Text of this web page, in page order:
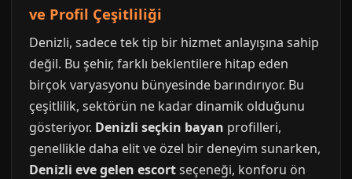
ve Profil Çeşitliliği
Denizli, sadece tek tip bir hizmet anlayışına sahip
değil. Bu şehir, farklı beklentilere hitap eden
birçok varyasyonu bünyesinde barındırıyor. Bu
çeşitlilik, sektörün ne kadar dinamik olduğunu
gösteriyor. Denizli seçkin bayan profilleri,
genellikle daha elit ve özel bir deneyim sunarken,
Denizli eve gelen escortseçeneği, konforu ön